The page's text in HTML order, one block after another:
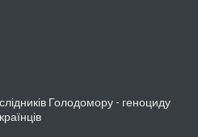
Голодомору - геноциду